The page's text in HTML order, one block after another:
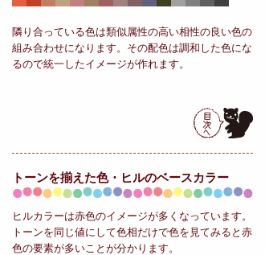
隣り合っている色は類似属性の高い相性の良い色の
組み合わせになります。その配色は調和した色にな
るので統一したイメージが作れます。
トーンを揃えた色・ヒルのベースカラー
ヒルカラーは赤色のイメージが多くなっています。
トーンを同じ値にして色相だけで色を見てみると赤
色の要素が多いことが分かります。